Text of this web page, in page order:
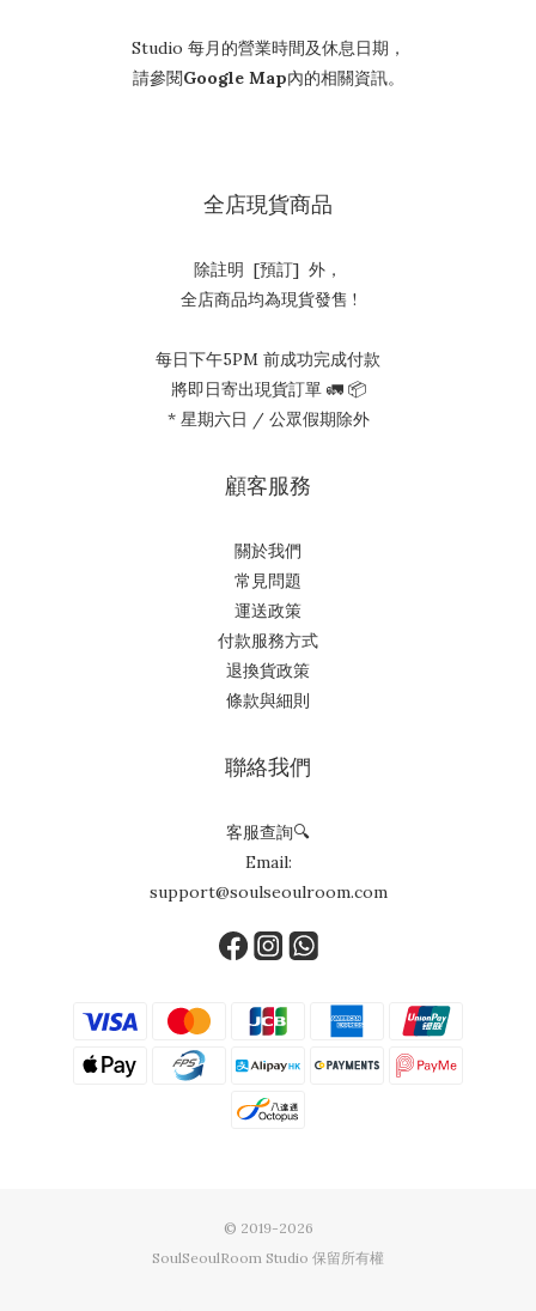
Studio 每月的營業時間及休息日期，
請參閱Google Map內的相關資訊。
全店現貨商品
除註明 [預訂] 外，
全店商品均為現貨發售 !
每日下午5PM 前成功完成付款
將即日寄出現貨訂單 🚛 📦
* 星期六日 / 公眾假期除外
顧客服務
關於我們
常見問題
運送政策
付款服務方式
退換貨政策
條款與細則
聯絡我們
客服查詢🔍
Email:
support@soulseoulroom.com
© 2019-2026
SoulSeoulRoom Studio 保留所有權